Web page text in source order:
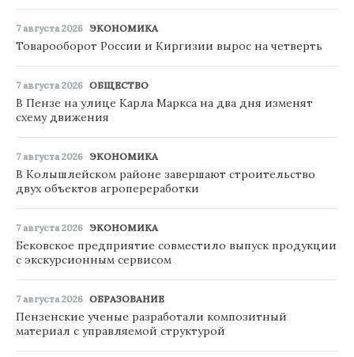
7 августа 2026 ЭКОНОМИКА
Товарооборот России и Киргизии вырос на четверть
7 августа 2026 ОБЩЕСТВО
В Пензе на улице Карла Маркса на два дня изменят
схему движения
7 августа 2026 ЭКОНОМИКА
В Колышлейском районе завершают строительство
двух объектов агропереработки
7 августа 2026 ЭКОНОМИКА
Бековское предприятие совместило выпуск продукции
с экскурсионным сервисом
7 августа 2026 ОБРАЗОВАНИЕ
Пензенские ученые разработали композитный
материал с управляемой структурой